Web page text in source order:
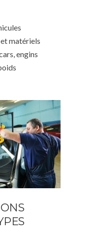
matériels
engins